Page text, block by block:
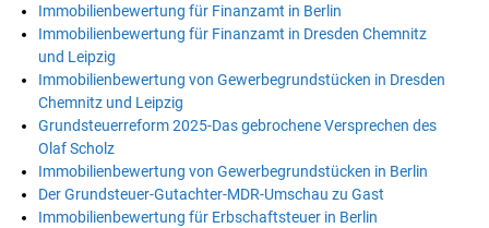
Immobilienbewertung für Finanzamt in Berlin
Immobilienbewertung für Finanzamt in Dresden Chemnitz
und Leipzig
Immobilienbewertung von Gewerbegrundstücken in Dresden
Chemnitz und Leipzig
Grundsteuerreform 2025-Das gebrochene Versprechen des
Olaf Scholz
Immobilienbewertung von Gewerbegrundstücken in Berlin
Der Grundsteuer-Gutachter-MDR-Umschau zu Gast
Immobilienbewertung für Erbschaftsteuer in Berlin